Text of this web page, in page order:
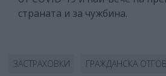
страната и за чужбина.
ЗАСТРАХОВКИ ГРАЖДАНСКА